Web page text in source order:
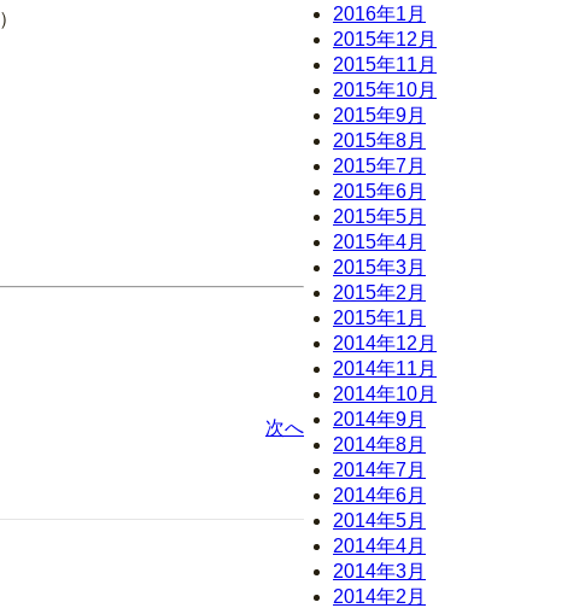
次へ
2016年1月
2015年12月
2015年11月
2015年10月
2015年9月
2015年8月
2015年7月
2015年6月
2015年5月
2015年4月
2015年3月
2015年2月
2015年1月
2014年12月
2014年11月
2014年10月
2014年9月
2014年8月
2014年7月
2014年6月
2014年5月
2014年4月
2014年3月
2014年2月